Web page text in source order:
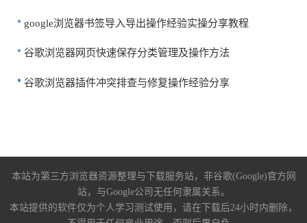
google浏览器书签导入导出操作经验实操分享教程
谷歌浏览器网页快速保存分类管理及操作方法
谷歌浏览器插件冲突排查与修复操作经验分享
本站为第三方浏览器资源整理与下载服务站，非谷歌(Google)官方网
站，与Google公司无任何隶属关系。
本站提供的软件仅为个人学习测试使用，请在下载后24小时内删除，